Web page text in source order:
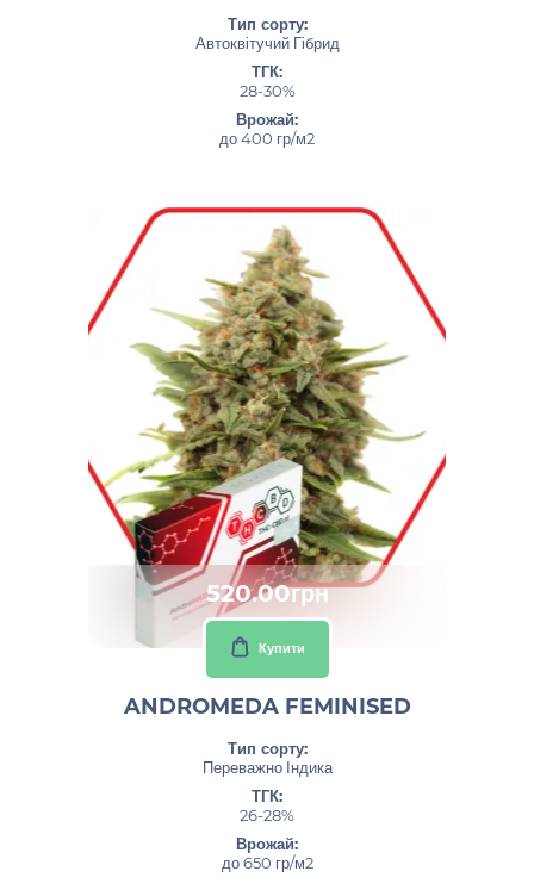
Тип сорту:
Автоквітучий Гібрид
ТГК:
28-30%
Врожай:
до 400 гр/м2
520.00грн
Купити
ANDROMEDA FEMINISED
Тип сорту:
Переважно Індика
ТГК:
26-28%
Врожай:
до 650 гр/м2